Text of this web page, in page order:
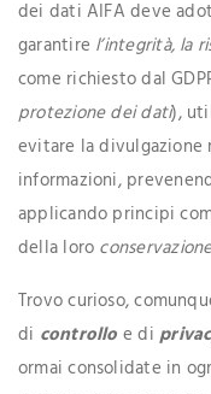
dei dati AIFA deve
garantire l’integrità, la
come richiesto dal
protezione dei dati),
evitare la divulgazione
informazioni,
applicando principi
della loro
Trovo curioso,
di controllo e di
ormai consolidate in